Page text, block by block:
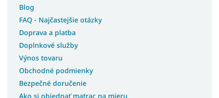
Blog
FAQ - Najčastejšie otázky
Doprava a platba
Doplnkové služby
Výnos tovaru
Obchodné podmienky
Bezpečné doručenie
Ako si objednať matrac na mieru